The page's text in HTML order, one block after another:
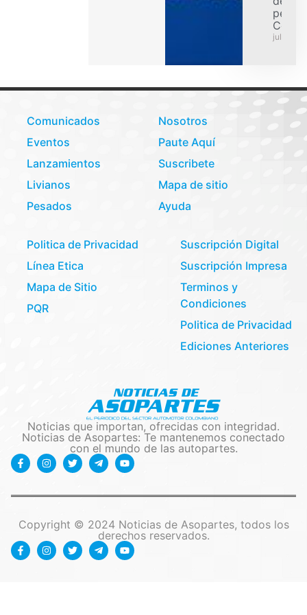
julio 31,
Comunicados
Eventos
Lanzamientos
Livianos
Pesados
Nosotros
Paute Aquí
Suscribete
Mapa de sitio
Ayuda
Politica de Privacidad
Línea Etica
Mapa de Sitio
PQR
Suscripción Digital
Suscripción Impresa
Terminos y
Condiciones
Politica de Privacidad
Ediciones Anteriores
Noticias que importan, ofrecidas con integridad.
Noticias de Asopartes: Te mantenemos conectado
con el mundo de las autopartes.
Copyright © 2024 Noticias de Asopartes, todos los
derechos reservados.